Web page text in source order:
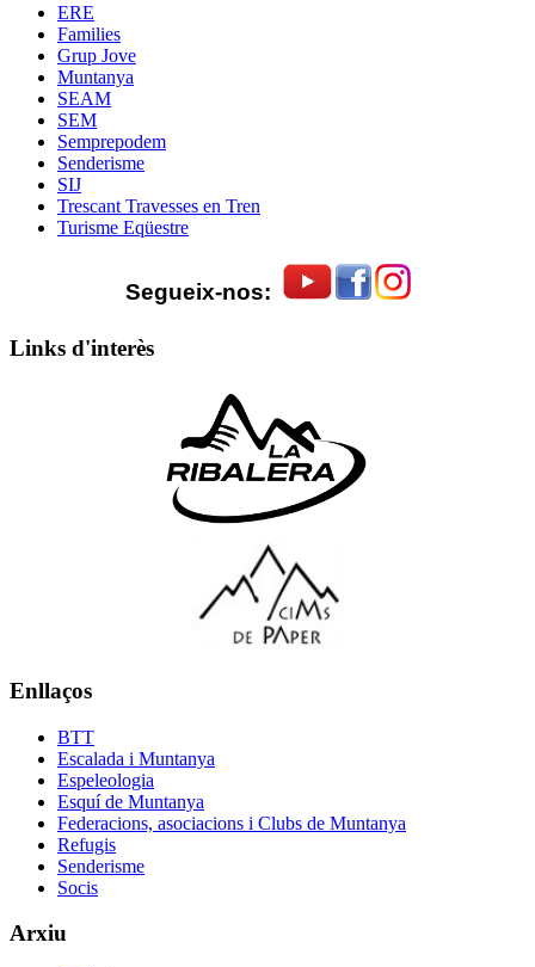
ERE
Families
Grup Jove
Muntanya
SEAM
SEM
Semprepodem
Senderisme
SIJ
Trescant Travesses en Tren
Turisme Eqüestre
Segueix-nos:
Links d'interès
Enllaços
BTT
Escalada i Muntanya
Espeleologia
Esquí de Muntanya
Federacions, asociacions i Clubs de Muntanya
Refugis
Senderisme
Socis
Arxiu